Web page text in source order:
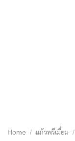
Home / แก้วพรีเมี่ยม /